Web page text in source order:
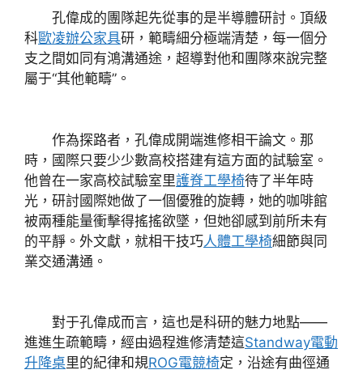
孔偉成的團隊起先從事的是半導體研討。頂級
科歐凌辦公家具研，範疇細分極端清楚，每一個分
支之間如同有鴻溝通途，超導對他和團隊來說完整
屬于“其他範疇”。
作為探路者，孔偉成開端進修相干論文。那
時，國際只要少少數高校搭建有這方面的試驗室。
他曾在一家高校試驗室里護脊工學椅待了半年時
光，研討國際她做了一個優雅的旋轉，她的咖啡館
被兩種能量衝擊得搖搖欲墜，但她卻感到前所未有
的平靜。外文獻，就相干技巧人體工學椅細節與同
業交通溝通。
對于孔偉成而言，這也是科研的魅力地點——
進進生疏範疇，經由過程進修清楚這Standway電動
升降桌里的紀律和規ROG電競椅定，沿途有曲徑通